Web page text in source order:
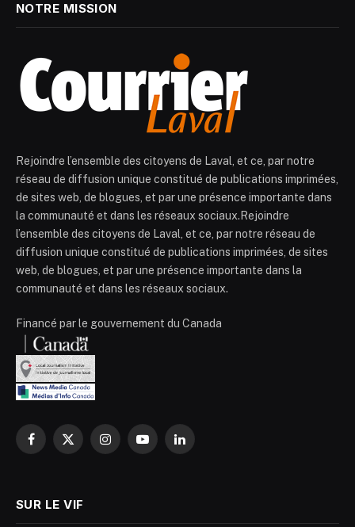
NOTRE MISSION
Rejoindre l’ensemble des citoyens de Laval, et ce, par notre
réseau de diffusion unique constitué de publications imprimées,
de sites web, de blogues, et par une présence importante dans
la communauté et dans les réseaux sociaux.Rejoindre
l’ensemble des citoyens de Laval, et ce, par notre réseau de
diffusion unique constitué de publications imprimées, de sites
web, de blogues, et par une présence importante dans la
communauté et dans les réseaux sociaux.
Financé par le gouvernement du Canada
Facebook
X
InstagramYouTubeLinkedIn
SUR LE VIF